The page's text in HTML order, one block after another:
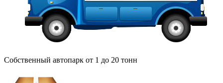
Собственный автопарк от 1 до 20 тонн